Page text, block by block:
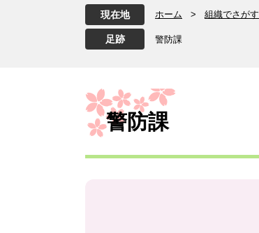
現在地 ホーム > 組織でさがす
警防課
本
文
警防課